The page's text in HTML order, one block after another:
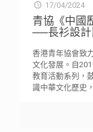
17/04/2024
青協《中國
──長衫設計
香港青年協會致
文化發展。自
教育活動系列，
識中華文化歷史